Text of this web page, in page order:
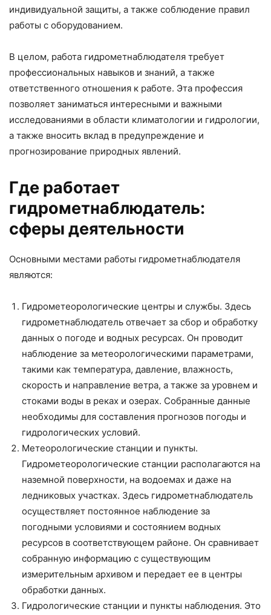
индивидуальной защиты, а также соблюдение правил
работы с оборудованием.
В целом, работа гидрометнаблюдателя требует
профессиональных навыков и знаний, а также
ответственного отношения к работе. Эта профессия
позволяет заниматься интересными и важными
исследованиями в области климатологии и гидрологии,
а также вносить вклад в предупреждение и
прогнозирование природных явлений.
Где работает
гидрометнаблюдатель:
сферы деятельности
Основными местами работы гидрометнаблюдателя
являются:
Гидрометеорологические центры и службы. Здесь
гидрометнаблюдатель отвечает за сбор и обработку
данных о погоде и водных ресурсах. Он проводит
наблюдение за метеорологическими параметрами,
такими как температура, давление, влажность,
скорость и направление ветра, а также за уровнем и
стоками воды в реках и озерах. Собранные данные
необходимы для составления прогнозов погоды и
гидрологических условий.
Метеорологические станции и пункты.
Гидрометеорологические станции располагаются на
наземной поверхности, на водоемах и даже на
ледниковых участках. Здесь гидрометнаблюдатель
осуществляет постоянное наблюдение за
погодными условиями и состоянием водных
ресурсов в соответствующем районе. Он сравнивает
собранную информацию с существующим
измерительным архивом и передает ее в центры
обработки данных.
Гидрологические станции и пункты наблюдения. Это